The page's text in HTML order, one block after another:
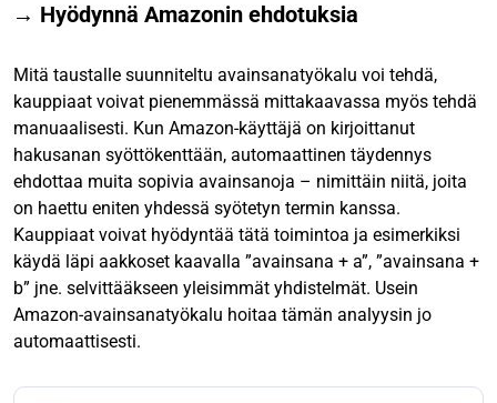
→ Hyödynnä Amazonin ehdotuksia
Mitä taustalle suunniteltu avainsanatyökalu voi tehdä,
kauppiaat voivat pienemmässä mittakaavassa myös tehdä
manuaalisesti. Kun Amazon-käyttäjä on kirjoittanut
hakusanan syöttökenttään, automaattinen täydennys
ehdottaa muita sopivia avainsanoja – nimittäin niitä, joita
on haettu eniten yhdessä syötetyn termin kanssa.
Kauppiaat voivat hyödyntää tätä toimintoa ja esimerkiksi
käydä läpi aakkoset kaavalla ”avainsana + a”, ”avainsana +
b” jne. selvittääkseen yleisimmät yhdistelmät. Usein
Amazon-avainsanatyökalu hoitaa tämän analyysin jo
automaattisesti.